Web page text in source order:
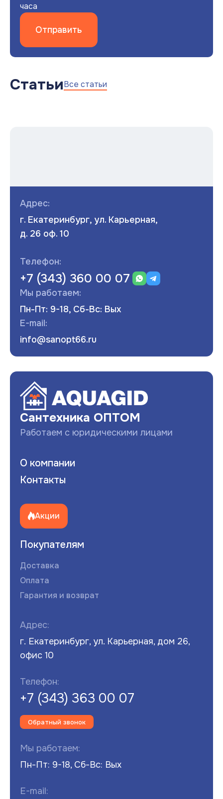
часа
Отправить
СтатьиВсе статьи
Адрес:
г. Екатеринбург, ул. Карьерная,
д. 26 оф. 10
Телефон:
+7 (343) 360 00 07
Мы работаем:
Пн-Пт: 9-18, Сб-Вс: Вых
E-mail:
info@sanopt66.ru
Сантехника ОПТОМ
Работаем с юридическими лицами
О компании
Контакты
Акции
Покупателям
Доставка
Оплата
Гарантия и возврат
Адрес:
г. Екатеринбург, ул. Карьерная, дом 26,
офис 10
Телефон:
+7 (343) 363 00 07
Обратный звонок
Мы работаем:
Пн-Пт: 9-18, Сб-Вс: Вых
E-mail: